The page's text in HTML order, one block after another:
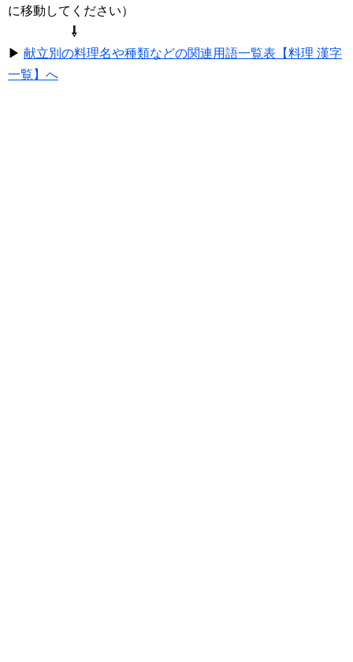
に移動してください）
⇩
▶ 献立別の料理名や種類などの関連用語一覧表【料理 漢字
一覧】へ